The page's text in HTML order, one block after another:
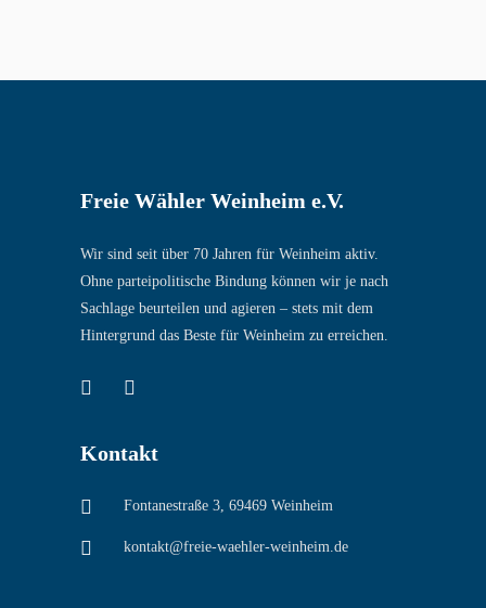
Freie Wähler Weinheim e.V.
Wir sind seit über 70 Jahren für Weinheim aktiv.
Ohne parteipolitische Bindung können wir je nach
Sachlage beurteilen und agieren – stets mit dem
Hintergrund das Beste für Weinheim zu erreichen.
Kontakt
Fontanestraße 3, 69469 Weinheim
kontakt@freie-waehler-weinheim.de